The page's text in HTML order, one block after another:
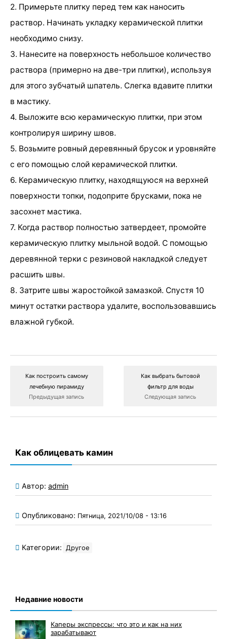
2. Примерьте плитку перед тем как наносить
раствор. Начинать укладку керамической плитки
необходимо снизу.
3. Нанесите на поверхность небольшое количество
раствора (примерно на две-три плитки), используя
для этого зубчатый шпатель. Слегка вдавите плитки
в мастику.
4. Выложите всю керамическую плитки, при этом
контролируя ширину швов.
5. Возьмите ровный деревянный брусок и уровняйте
с его помощью слой керамической плитки.
6. Керамическую плитку, находящуюся на верхней
поверхности топки, подоприте брусками, пока не
засохнет мастика.
7. Когда раствор полностью затвердеет, промойте
керамическую плитку мыльной водой. С помощью
деревянной терки с резиновой накладкой следует
расшить швы.
8. Затрите швы жаростойкой замазкой. Спустя 10
минут остатки раствора удалите, воспользовавшись
влажной губкой.
Как построить самому
лечебную пирамиду
Предыдущая запись
Как выбрать бытовой
фильтр для воды
Следующая запись
Как облицевать камин
Автор: admin
Опубликовано: Пятница, 2021/10/08 - 13:16
Категории: Другое
Недавние новости
Каперы экспрессы: что это и как на них
зарабатывают